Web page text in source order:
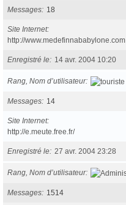
Messages 18
Site Internet
http://www.medefinnababylone.com
Enregistré le 14 avr. 2004 10:20
Rang, Nom d’utilisateur
Messages 14
Site Internet
http://e.meute.free.fr/
Enregistré le 27 avr. 2004 23:28
Rang, Nom d’utilisateur
Messages 1514